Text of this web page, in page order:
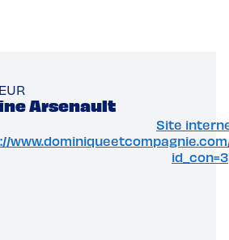
Arsenault
Site
id_con=3